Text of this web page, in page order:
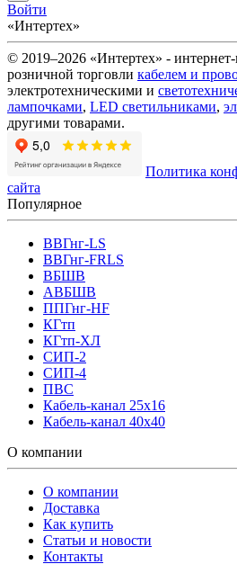
Войти
«Интертех»
© 2019–2026 «Интертех» -
розничной торговли кабелем и
электротехническими и
лампочками, LED светильниками,
другими товарами.
Политика
сайта
Популярное
ВВГнг-LS
ВВГнг-FRLS
ВБШВ
АВБШВ
ППГнг-HF
КГтп
КГтп-ХЛ
СИП-2
СИП-4
ПВС
Кабель-канал 25х16
Кабель-канал 40х40
О компании
О компании
Доставка
Как купить
Статьи и новости
Контакты